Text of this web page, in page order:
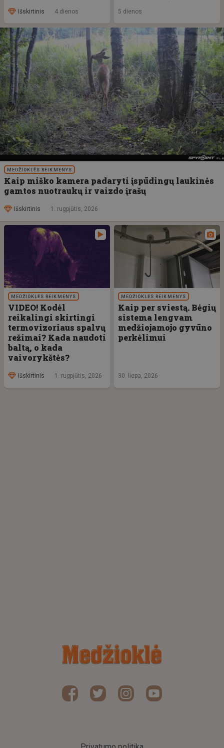
Išskirtinis 4 dienos 5 dienos
MEDŽIOKLĖS REIKMENYS
Kaip miško kamera padaryti įspūdingų laukinės
gamtos nuotraukų ir vaizdo įrašų
Išskirtinis 1. rugpjūtis, 2026
MEDŽIOKLĖS REIKMENYS
VIDEO! Kodėl
reikalingi skirtingi
termovizoriaus spalvų
režimai? Kada naudoti
baltą, o kada
vaivorykštės?
Išskirtinis 1. rugpjūtis, 2026
MEDŽIOKLĖS REIKMENYS
Kaip per sviestą. Bėgių
sistema lengvam
medžiojamojo gyvūno
perkėlimui
30. liepa, 2026